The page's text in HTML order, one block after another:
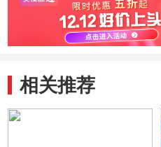
相关推荐